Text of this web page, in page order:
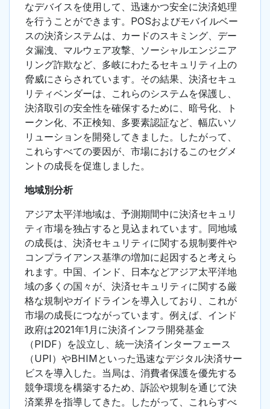
なデバイスを使用して、迅速かつ安全に決済処理
を行うことができます。POSおよびモバイルベー
スの決済システムは、カードのスキミング、デー
タ漏洩、マルウェア攻撃、ソーシャルエンジニア
リング詐欺など、多岐にわたるセキュリティ上の
脅威にさらされています。その結果、決済セキュ
リティベンダーは、これらのシステムを保護し、
決済取引の安全性を確保するために、暗号化、ト
ークン化、不正検知、多要素認証など、幅広いソ
リューションを開発してきました。したがって、
これらすべての要因が、市場におけるこのセグメ
ントの成長を促進しました。
地域別分析
アジア太平洋地域は、予測期間中に決済セキュリ
ティ市場を独占すると見込まれています。同地域
の成長は、決済セキュリティに関する規制要件や
コンプライアンス基準の増加に起因すると考えら
れます。中国、インド、日本などアジア太平洋地
域の多くの国々が、決済セキュリティに関する厳
格な規制やガイドラインを導入しており、これが
市場の成長につながっています。例えば、インド
政府は2021年1月に決済インフラ開発基金
（PIDF）を設立し、統一決済インターフェース
（UPI）やBHIMといった迅速なデジタル決済サー
ビスを導入した。当局は、消費者保護を優先する
競争環境を構築するため、訴訟や規制を通じて決
済業界を指導してきた。したがって、これらすべ